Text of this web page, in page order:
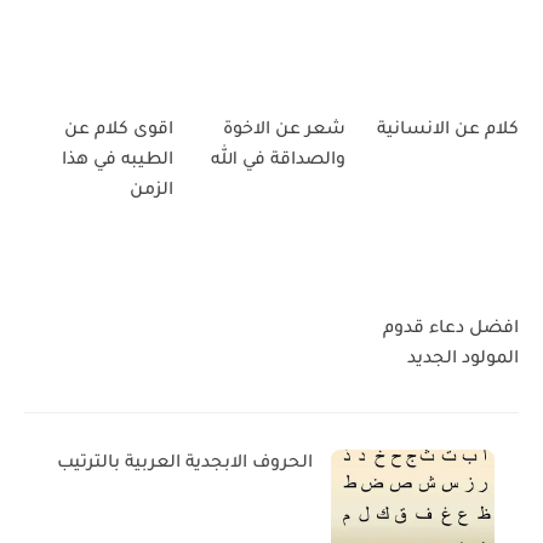
كلام عن الانسانية
شعر عن الاخوة
والصداقة في الله
اقوى كلام عن
الطيبه في هذا
الزمن
افضل دعاء قدوم
المولود الجديد
الحروف الابجدية العربية بالترتيب